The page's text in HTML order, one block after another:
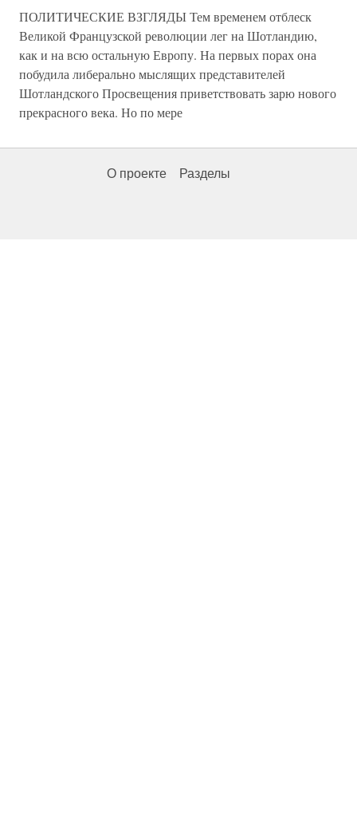
ПОЛИТИЧЕСКИЕ ВЗГЛЯДЫ Тем временем отблеск
Великой Французской революции лег на Шотландию,
как и на всю остальную Европу. На первых порах она
побудила либерально мыслящих представителей
Шотландского Просвещения приветствовать зарю нового
прекрасного века. Но по мере
О проекте Разделы